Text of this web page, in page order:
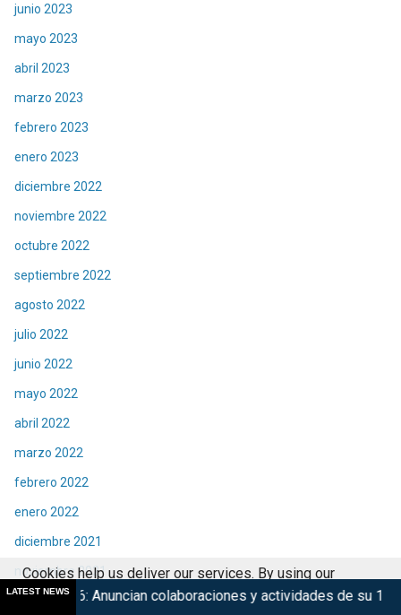
junio 2023
mayo 2023
abril 2023
marzo 2023
febrero 2023
enero 2023
diciembre 2022
noviembre 2022
octubre 2022
septiembre 2022
agosto 2022
julio 2022
junio 2022
mayo 2022
abril 2022
marzo 2022
febrero 2022
enero 2022
diciembre 2021
noviembre 2021
octubre 2021
LATEST NEWScolaboraciones y actividades de su 15° edición
Cookies help us deliver our services. By using our
services, you agree to our use of cookies.
Got it